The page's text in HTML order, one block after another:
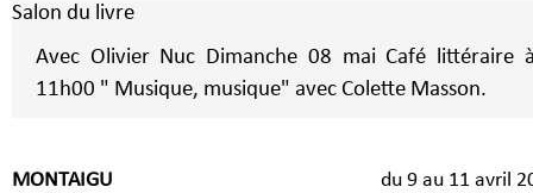
Salon du livre
Avec Olivier Nuc Dimanche 08 mai Café littéraire à
11h00 " Musique, musique" avec Colette Masson.
MONTAIGU du 9 au 11 avril